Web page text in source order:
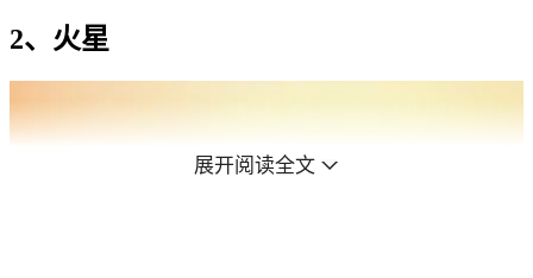
2、火星
展开阅读全文